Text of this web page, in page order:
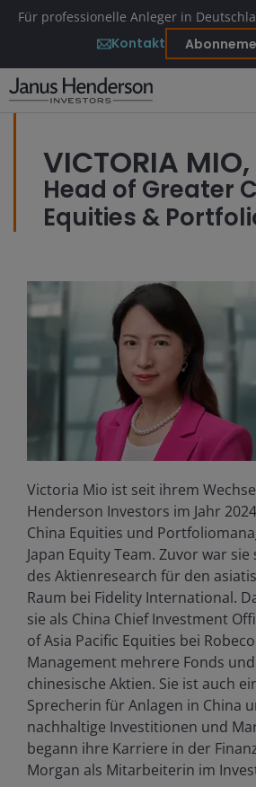
Für professionelle Anleger in
Kontakt
VICTORIA
Head of Greater
Equities &
Victoria Mio ist seit ihrem
Henderson Investors im Jahr
China Equities und
Japan Equity Team. Zuvor war
des Aktienresearch für den
Raum bei Fidelity International.
sie als China Chief Investment
of Asia Pacific Equities bei
Management mehrere Fonds
chinesische Aktien. Sie ist auch
Sprecherin für Anlagen in China
nachhaltige Investitionen und
begann ihre Karriere in der
Morgan als Mitarbeiterin im